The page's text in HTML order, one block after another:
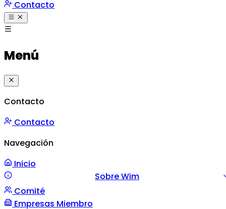
Contacto
Menú
Contacto
Contacto
Navegación
Inicio
Sobre Wim
Misión y Valores
Comité
Empresas Miembro